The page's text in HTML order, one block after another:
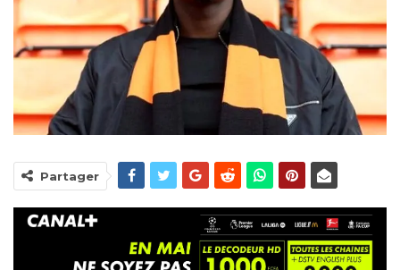
Partager